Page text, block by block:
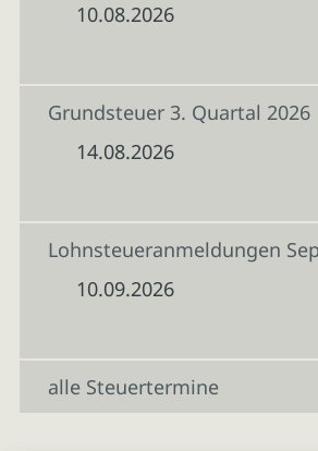
10.08.2026
Grundsteuer 3. Quartal 2026
14.08.2026
Lohnsteueranmeldungen
10.09.2026
alle Steuertermine